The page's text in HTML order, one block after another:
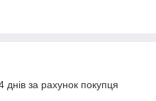
за рахунок покупця